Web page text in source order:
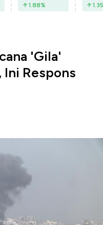
1.88% 1.35
'Gila'
Ini Respons